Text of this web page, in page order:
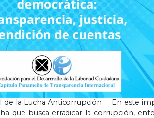
de la Lucha Anticorrupción En este
que busca erradicar la corrupción,